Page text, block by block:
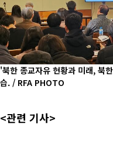
'북한 종교자유 현황과 미래, 북
습. / RFA PHOTO
<관련 기사>